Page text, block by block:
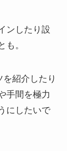
ンしたり設
も。
紹介したり
手間を極力
にしたいで